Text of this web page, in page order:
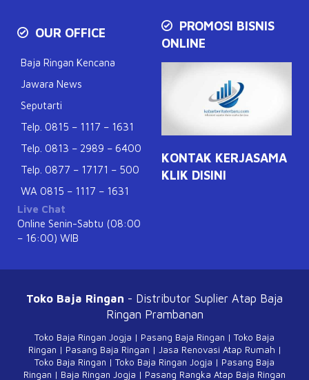
OUR OFFICE
Baja Ringan Kencana
Jawara News
Seputarti
Telp. 0815 – 1117 – 1631
Telp. 0813 – 2989 – 6400
Telp. 0877 – 17171 – 500
WA 0815 – 1117 – 1631
Live Chat
Online Senin-Sabtu (08:00
– 16:00) WIB
PROMOSI BISNIS
ONLINE
KONTAK KERJASAMA
KLIK DISINI
Toko Baja Ringan - Distributor Suplier Atap Baja
Ringan Prambanan
Toko Baja Ringan Jogja | Pasang Baja Ringan | Toko Baja
Ringan | Pasang Baja Ringan | Jasa Renovasi Atap Rumah |
Toko Baja Ringan | Toko Baja Ringan Jogja | Pasang Baja
Ringan | Baja Ringan Jogja | Pasang Rangka Atap Baja Ringan